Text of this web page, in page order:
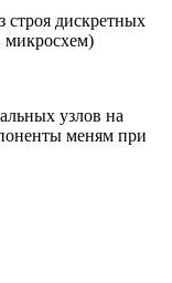
строя дискретных
микросхем)
узлов на
меням при